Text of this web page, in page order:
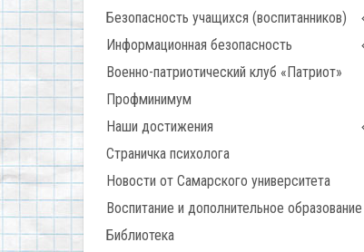
Безопасность учащихся (воспитанников)
Информационная безопасность
Военно-патриотический клуб «Патриот»
Профминимум
Наши достижения
Страничка психолога
Новости от Самарского университета
Воспитание и дополнительное образование
Библиотека